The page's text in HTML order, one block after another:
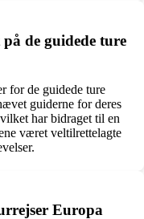
de guidede ture
for de guidede ture
guiderne for deres
har bidraget til en
været veltilrettelagte
Europa